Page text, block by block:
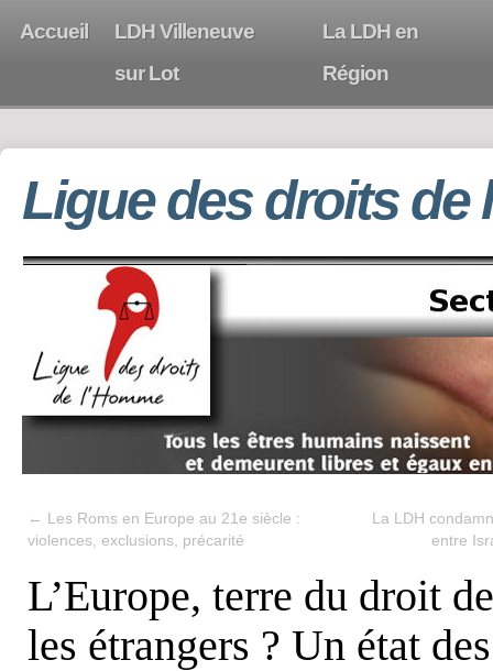
Accueil
LDH Villeneuve
sur Lot
La LDH en
Région
Ligue des droits de
← Les Roms en Europe au 21e siècle :
violences, exclusions, précarité
La LDH
entre
L’Europe, terre du droit
les étrangers ? Un état